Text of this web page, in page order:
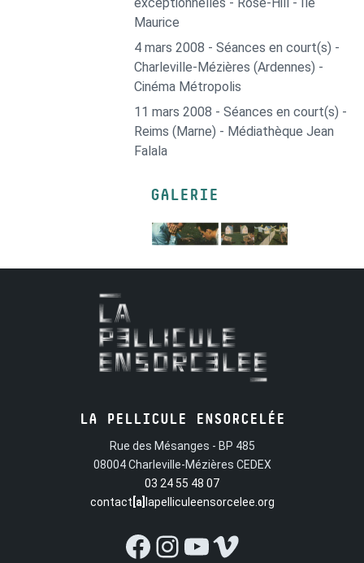
exceptionnelles - Rose-Hill - Île
Maurice
4 mars 2008 - Séances en court(s) -
Charleville-Mézières (Ardennes) -
Cinéma Métropolis
11 mars 2008 - Séances en court(s) -
Reims (Marne) - Médiathèque Jean
Falala
GALERIE
LA PELLICULE ENSORCELÉE
Rue des Mésanges - BP 485
08004 Charleville-Mézières CEDEX
03 24 55 48 07
contact [a] lapelliculeensorcelee.org
Facebook
Instagram
YouTube
Vimeo